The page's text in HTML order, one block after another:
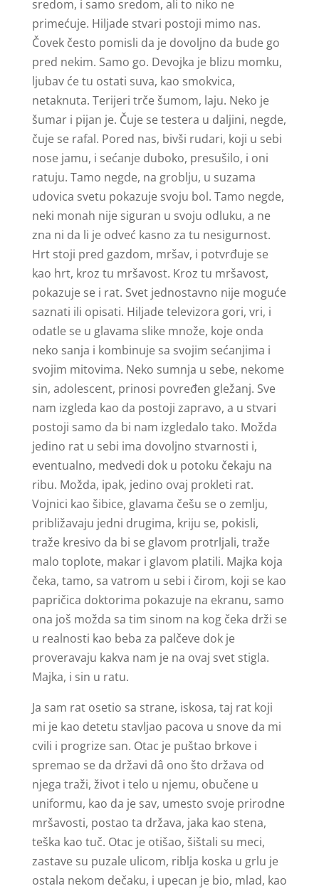
sredom, i samo sredom, ali to niko ne
primećuje. Hiljade stvari postoji mimo nas.
Čovek često pomisli da je dovoljno da bude go
pred nekim. Samo go. Devojka je blizu momku,
ljubav će tu ostati suva, kao smokvica,
netaknuta. Terijeri trče šumom, laju. Neko je
šumar i pijan je. Čuje se testera u daljini, negde,
čuje se rafal. Pored nas, bivši rudari, koji u sebi
nose jamu, i sećanje duboko, presušilo, i oni
ratuju. Tamo negde, na groblju, u suzama
udovica svetu pokazuje svoju bol. Tamo negde,
neki monah nije siguran u svoju odluku, a ne
zna ni da li je odveć kasno za tu nesigurnost.
Hrt stoji pred gazdom, mršav, i potvrđuje se
kao hrt, kroz tu mršavost. Kroz tu mršavost,
pokazuje se i rat. Svet jednostavno nije moguće
saznati ili opisati. Hiljade televizora gori, vri, i
odatle se u glavama slike množe, koje onda
neko sanja i kombinuje sa svojim sećanjima i
svojim mitovima. Neko sumnja u sebe, nekome
sin, adolescent, prinosi povređen gležanj. Sve
nam izgleda kao da postoji zapravo, a u stvari
postoji samo da bi nam izgledalo tako. Možda
jedino rat u sebi ima dovoljno stvarnosti i,
eventualno, medvedi dok u potoku čekaju na
ribu. Možda, ipak, jedino ovaj prokleti rat.
Vojnici kao šibice, glavama češu se o zemlju,
približavaju jedni drugima, kriju se, pokisli,
traže kresivo da bi se glavom protrljali, traže
malo toplote, makar i glavom platili. Majka koja
čeka, tamo, sa vatrom u sebi i čirom, koji se kao
papričica doktorima pokazuje na ekranu, samo
ona još možda sa tim sinom na kog čeka drži se
u realnosti kao beba za palčeve dok je
proveravaju kakva nam je na ovaj svet stigla.
Majka, i sin u ratu.
Ja sam rat osetio sa strane, iskosa, taj rat koji
mi je kao detetu stavljao pacova u snove da mi
cvili i progrize san. Otac je puštao brkove i
spremao se da državi dâ ono što država od
njega traži, život i telo u njemu, obučene u
uniformu, kao da je sav, umesto svoje prirodne
mršavosti, postao ta država, jaka kao stena,
teška kao tuč. Otac je otišao, šištali su meci,
zastave su puzale ulicom, riblja koska u grlu je
ostala nekom dečaku, i upecan je bio, mlad, kao